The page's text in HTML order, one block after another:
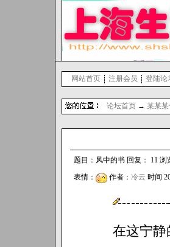
网站首页 注册会员 登陆论
论坛首页 → 某某
题目：风中的书 回复： 11 浏
表情： 作者： 冷云 时间
在这宁静